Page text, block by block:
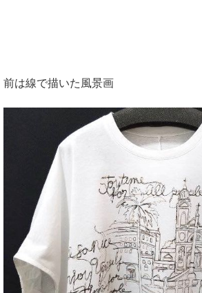
前は線で描いた風景画